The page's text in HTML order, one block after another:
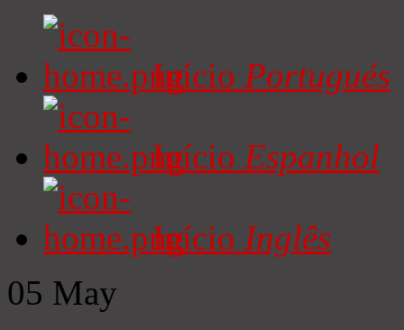
Início Portugués
Início Espanhol
Início Inglês
05 May